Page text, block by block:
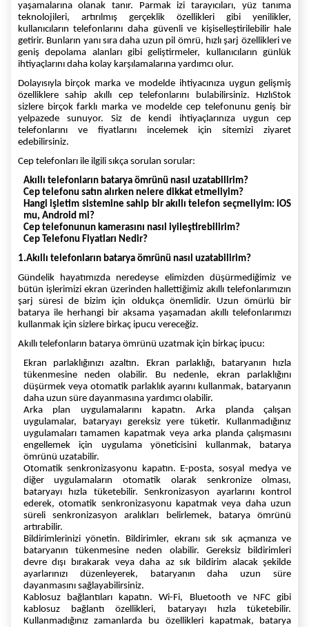
yaşamalarına olanak tanır. Parmak izi tarayıcıları, yüz tanıma
teknolojileri, artırılmış gerçeklik özellikleri gibi yenilikler,
kullanıcıların telefonlarını daha güvenli ve kişiselleştirilebilir hale
getirir. Bunların yanı sıra daha uzun pil ömrü, hızlı şarj özellikleri ve
geniş depolama alanları gibi geliştirmeler, kullanıcıların günlük
ihtiyaçlarını daha kolay karşılamalarına yardımcı olur.
Dolayısıyla birçok marka ve modelde ihtiyacınıza uygun gelişmiş
özelliklere sahip akıllı cep telefonlarını bulabilirsiniz. HızlıStok
sizlere birçok farklı marka ve modelde cep telefonunu geniş bir
yelpazede sunuyor. Siz de kendi ihtiyaçlarınıza uygun cep
telefonlarını ve fiyatlarını incelemek için sitemizi ziyaret
edebilirsiniz.
Cep telefonları ile ilgili sıkça sorulan sorular:
Akıllı telefonların batarya ömrünü nasıl uzatabilirim?
Cep telefonu satın alırken nelere dikkat etmeliyim?
Hangi işletim sistemine sahip bir akıllı telefon seçmeliyim: iOS
mu, Android mi?
Cep telefonunun kamerasını nasıl iyileştirebilirim?
Cep Telefonu Fiyatları Nedir?
1.Akıllı telefonların batarya ömrünü nasıl uzatabilirim?
Gündelik hayatımızda neredeyse elimizden düşürmediğimiz ve
bütün işlerimizi ekran üzerinden hallettiğimiz akıllı telefonlarımızın
şarj süresi de bizim için oldukça önemlidir. Uzun ömürlü bir
batarya ile herhangi bir aksama yaşamadan akıllı telefonlarımızı
kullanmak için sizlere birkaç ipucu vereceğiz.
Akıllı telefonların batarya ömrünü uzatmak için birkaç ipucu:
Ekran parlaklığınızı azaltın. Ekran parlaklığı, bataryanın hızla
tükenmesine neden olabilir. Bu nedenle, ekran parlaklığını
düşürmek veya otomatik parlaklık ayarını kullanmak, bataryanın
daha uzun süre dayanmasına yardımcı olabilir.
Arka plan uygulamalarını kapatın. Arka planda çalışan
uygulamalar, bataryayı gereksiz yere tüketir. Kullanmadığınız
uygulamaları tamamen kapatmak veya arka planda çalışmasını
engellemek için uygulama yöneticisini kullanmak, batarya
ömrünü uzatabilir.
Otomatik senkronizasyonu kapatın. E-posta, sosyal medya ve
diğer uygulamaların otomatik olarak senkronize olması,
bataryayı hızla tüketebilir. Senkronizasyon ayarlarını kontrol
ederek, otomatik senkronizasyonu kapatmak veya daha uzun
süreli senkronizasyon aralıkları belirlemek, batarya ömrünü
artırabilir.
Bildirimlerinizi yönetin. Bildirimler, ekranı sık sık açmanıza ve
bataryanın tükenmesine neden olabilir. Gereksiz bildirimleri
devre dışı bırakarak veya daha az sık bildirim alacak şekilde
ayarlarınızı düzenleyerek, bataryanın daha uzun süre
dayanmasını sağlayabilirsiniz.
Kablosuz bağlantıları kapatın. Wi-Fi, Bluetooth ve NFC gibi
kablosuz bağlantı özellikleri, bataryayı hızla tüketebilir.
Kullanmadığınız zamanlarda bu özellikleri kapatmak, batarya